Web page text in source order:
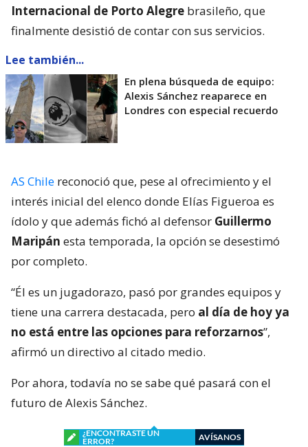
Internacional de Porto Alegre brasileño, que
finalmente desistió de contar con sus servicios.
Lee también...
En plena búsqueda de equipo:
Alexis Sánchez reaparece en
Londres con especial recuerdo
AS Chile reconoció que, pese al ofrecimiento y el
interés inicial del elenco donde Elías Figueroa es
ídolo y que además fichó al defensor Guillermo
Maripán esta temporada, la opción se desestimó
por completo.
“Él es un jugadorazo, pasó por grandes equipos y
tiene una carrera destacada, pero al día de hoy ya
no está entre las opciones para reforzarnos”,
afirmó un directivo al citado medio.
Por ahora, todavía no se sabe qué pasará con el
futuro de Alexis Sánchez.
¿ENCONTRASTE UN
ERROR?
AVÍSANOS